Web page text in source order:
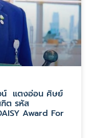
น์ แตงอ่อน ศิษย์
ต รหัส
Award For